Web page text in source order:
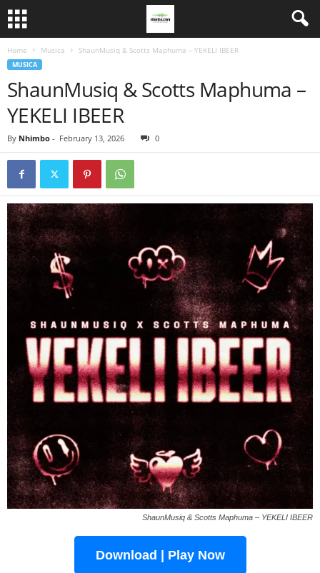
Home Musica ShaunMusiq & Scotts Maphuma – YEKELI IBEER
MUSICA
ShaunMusiq & Scotts Maphuma –
YEKELI IBEER
By Nhimbo - February 13, 2026 0
ShaunMusiq & Scotts Maphuma – YEKELI IBEER
Download | Play Now